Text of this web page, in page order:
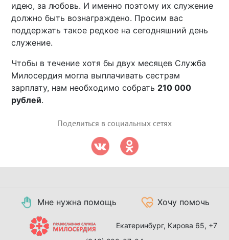
идею, за любовь. И именно поэтому их служение
должно быть вознаграждено. Просим вас
поддержать такое редкое на сегодняшний день
служение.
Чтобы в течение хотя бы двух месяцев Служба
Милосердия могла выплачивать сестрам
зарплату, нам необходимо собрать 210 000
рублей.
Поделиться в социальных сетях
Мне нужна помощь Хочу помочь
Екатеринбург, Кирова 65, +7